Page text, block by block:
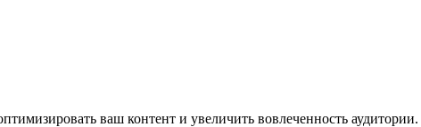
ваш контент и увеличить вовлеченность аудитории.